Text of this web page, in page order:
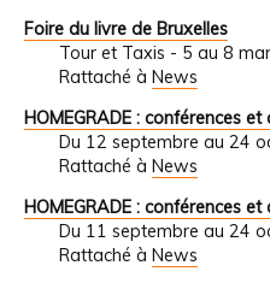
Foire du livre de Bruxelles
Tour et Taxis - 5 au 8
Rattaché à News
HOMEGRADE : conférences
Du 12 septembre au 24
Rattaché à News
HOMEGRADE : conférences
Du 11 septembre au 24
Rattaché à News